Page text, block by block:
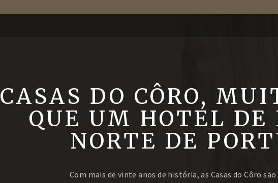
CASAS DO CÔRO,
QUE UM HOTEL DE
NORTE DE
Com mais de vinte anos de história, as Casas do Côro